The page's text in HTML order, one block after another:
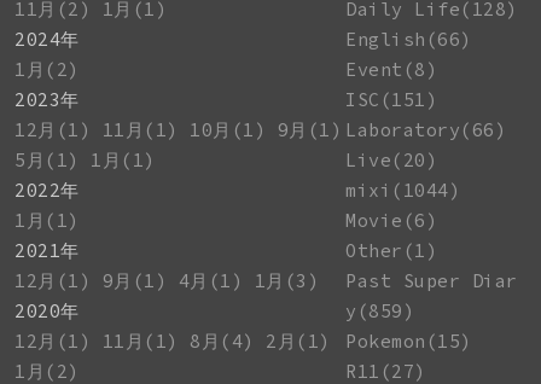
11月(2)
1月(1)
2024年
1月(2)
2023年
12月(1)
11月(1) 10月(1)
9月(1)
5月(1)
1月(1)
2022年
1月(1)
2021年
12月(1)
9月(1) 4月(1)
1月(3)
2020年
12月(1)
11月(1) 8月(4)
2月(1)
1月(2)
Daily Life(128)
English(66)
Event(8)
ISC(151)
Laboratory(66)
Live(20)
mixi(1044)
Movie(6)
Other(1)
Past Super Diar
y(859)
Pokemon(15)
R11(27)